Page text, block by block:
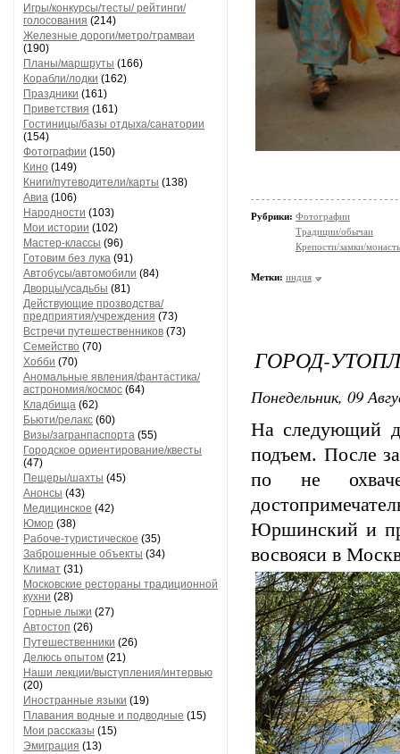
Игры/конкурсы/тесты/ рейтинги/
голосования (214)
Железные дороги/метро/трамваи
(190)
Планы/маршруты (166)
Корабли/лодки (162)
Праздники (161)
Приветствия (161)
Гостиницы/базы отдыха/санатории
(154)
Фотографии (150)
Кино (149)
Книги/путеводители/карты (138)
Авиа (106)
Народности (103)
Мои истории (102)
Мастер-классы (96)
Готовим без лука (91)
Автобусы/автомобили (84)
Дворцы/усадьбы (81)
Действующие прозводства/
предприятия/учреждения (73)
Встречи путешественников (73)
Семейство (70)
Хобби (70)
Аномальные явления/фантастика/
астрономия/космос (64)
Кладбища (62)
Бьюти/релакс (60)
Визы/загранпаспорта (55)
Городское ориентирование/квесты
(47)
Пещеры/шахты (45)
Анонсы (43)
Медицинское (42)
Юмор (38)
Рабоче-туристическое (35)
Заброшенные объекты (34)
Климат (31)
Московские рестораны традиционной
кухни (28)
Горные лыжи (27)
Автостоп (26)
Путешественники (26)
Делюсь опытом (21)
Наши лекции/выступления/интервью
(20)
Иностранные языки (19)
Плавания водные и подводные (15)
Мои рассказы (15)
Эмиграция (13)
Рубрики: Фотографии
Традиции/обычаи
Крепости/замки/
Метки: индия
ГОРОД-
Понедельник, 09
На следующий
подъем. После
по не
Юршинский и
восвояси в